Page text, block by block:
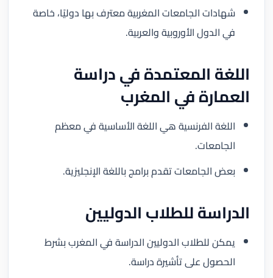
شهادات الجامعات المغربية معترف بها دوليًا، خاصة
في الدول الأوروبية والعربية.
اللغة المعتمدة في دراسة
العمارة في المغرب
اللغة الفرنسية هي اللغة الأساسية في معظم
الجامعات.
بعض الجامعات تقدم برامج باللغة الإنجليزية.
الدراسة للطلاب الدوليين
يمكن للطلاب الدوليين الدراسة في المغرب بشرط
الحصول على تأشيرة دراسة.